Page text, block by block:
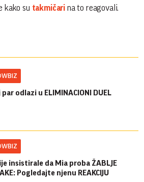
kako su takmičari na to reagovali.
par odlazi u ELIMINACIONI DUEL
insistirale da Mia proba ŽABLJE
Pogledajte njenu REAKCIJU